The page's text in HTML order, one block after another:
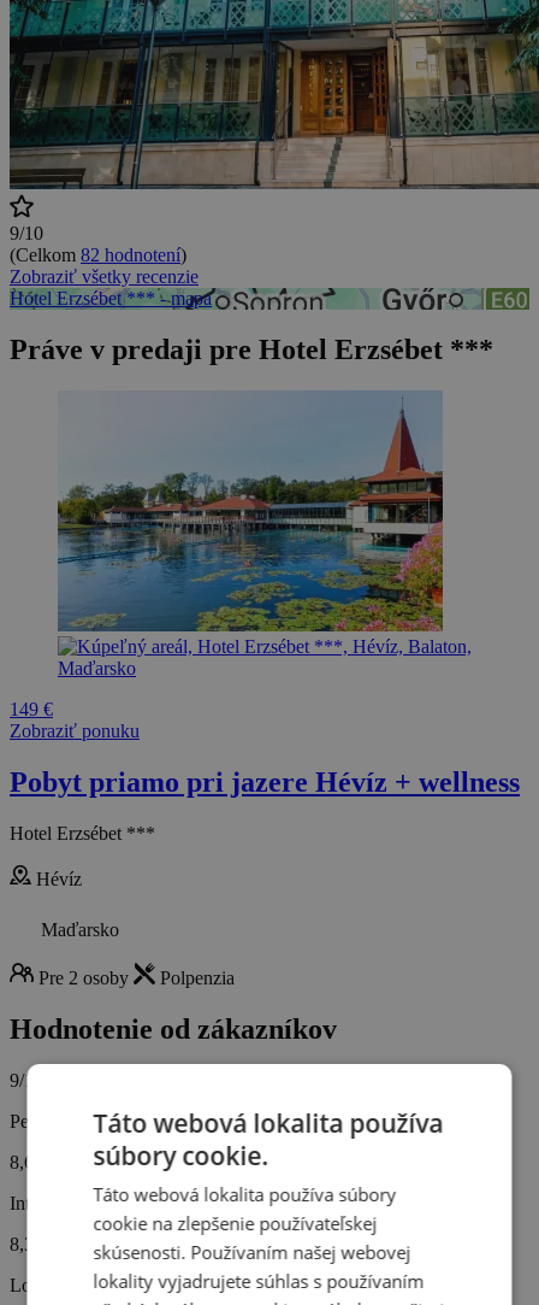
9/10
(Celkom 82 hodnotení)
Zobraziť všetky recenzie
Hotel Erzsébet *** - mapa
Práve v predaji pre Hotel Erzsébet ***
149 €
Zobraziť ponuku
Pobyt priamo pri jazere Hévíz + wellness
Hotel Erzsébet ***
Hévíz
Maďarsko
Pre 2 osoby Polpenzia
Hodnotenie od zákazníkov
9/10
Personál
8,6
Interiér hotela
8,3
Lokalita hotela
Táto webová lokalita používa
súbory cookie.
Táto webová lokalita používa súbory
cookie na zlepšenie používateľskej
skúsenosti. Používaním našej webovej
lokality vyjadrujete súhlas s používaním